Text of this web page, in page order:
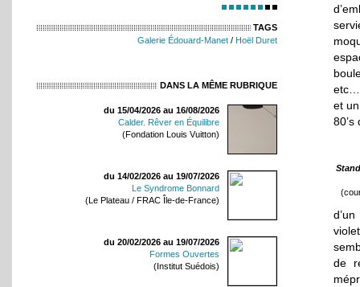
TAGS
Galerie Édouard-Manet / Hoël Duret
DANS LA MÊME RUBRIQUE
du 15/04/2026 au 16/08/2026
Calder. Rêver en Équilibre
(Fondation Louis Vuitton)
du 14/02/2026 au 19/07/2026
Le Syndrome Bonnard
(Le Plateau / FRAC Île-de-France)
du 20/02/2026 au 19/07/2026
Formes Ouvertes
(Institut Suédois)
etc…
et
80’s
de